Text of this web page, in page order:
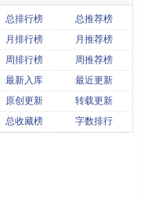
总排行榜
总推荐榜
月排行榜
月推荐榜
周排行榜
周推荐榜
最新入库
最近更新
原创更新
转载更新
总收藏榜
字数排行